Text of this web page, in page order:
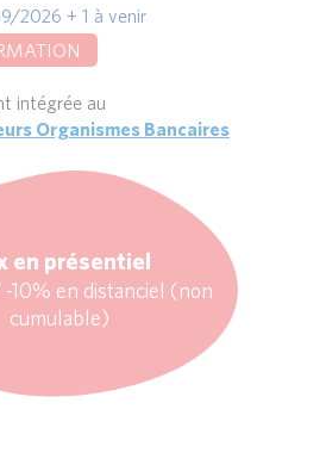
2026 + 1 à venir
intégrée au
Organismes Bancaires
en présentiel
10% en distanciel (non
cumulable)